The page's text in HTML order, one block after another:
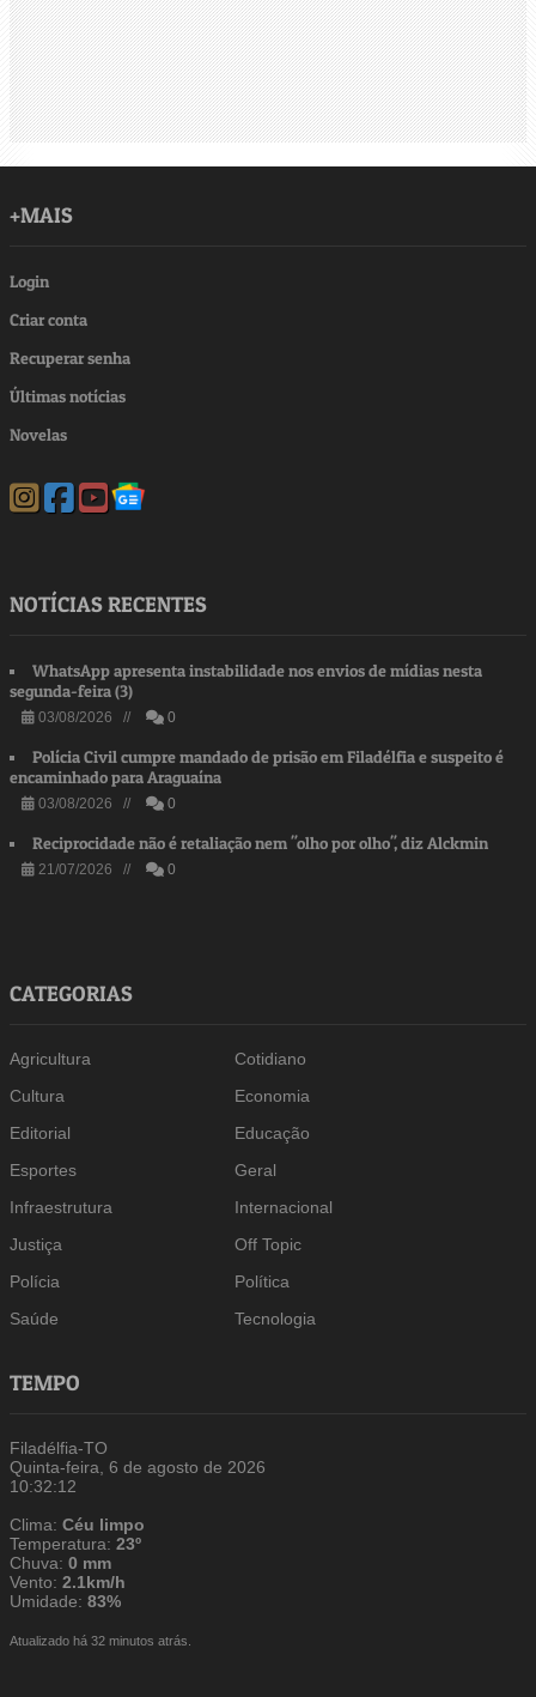
+MAIS
Login
Criar conta
Recuperar senha
Últimas notícias
Novelas
NOTÍCIAS RECENTES
WhatsApp apresenta instabilidade nos envios de mídias nesta
segunda-feira (3)
03/08/2026 // 0
Polícia Civil cumpre mandado de prisão em Filadélfia e suspeito é
encaminhado para Araguaína
03/08/2026 // 0
Reciprocidade não é retaliação nem "olho por olho", diz Alckmin
21/07/2026 // 0
CATEGORIAS
Agricultura
Cotidiano
Cultura
Economia
Editorial
Educação
Esportes
Geral
Infraestrutura
Internacional
Justiça
Off Topic
Polícia
Política
Saúde
Tecnologia
TEMPO
Filadélfia-TO
Quinta-feira, 6 de agosto de 2026
10:32:13
Clima:Céu limpo
Temperatura:23º
Chuva:0 mm
Vento:2.1km/h
Umidade:83%
Atualizado há 32 minutos atrás.